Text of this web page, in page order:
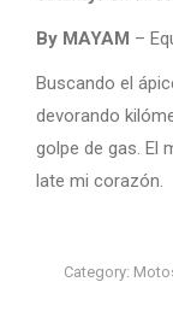
By MAYAM –
Buscando el
devorando
golpe de gas. El
late mi corazón.
Category: